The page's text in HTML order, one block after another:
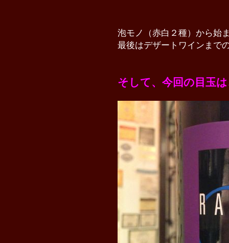
泡モノ（赤白２種）から始
最後はデザートワインまで
そして、今回の目玉